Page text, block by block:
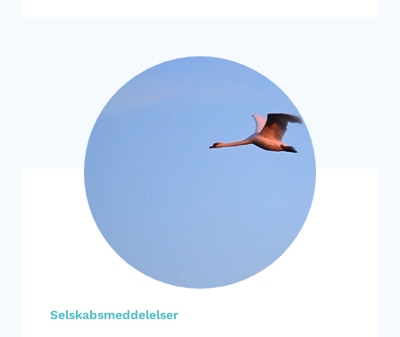
Selskabsmeddelelser